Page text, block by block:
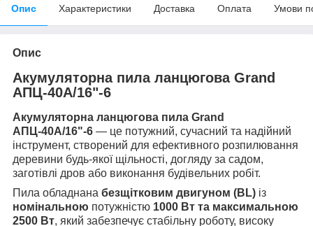
Опис Характеристики Доставка Оплата Умови
Опис
Акумуляторна пила ланцюгова Grand
АПЦ-40А/16"-6
Акумуляторна ланцюгова пила Grand
АПЦ-40А/16"-6 — це потужний, сучасний та надійний
інструмент, створений для ефективного розпилювання
деревини будь-якої щільності, догляду за садом,
заготівлі дров або виконання будівельних робіт.
Пила обладнана безщітковим двигуном (BL) із
номінальною потужністю 1000 Вт та максимальною
2500 Вт, який забезпечує стабільну роботу, високу